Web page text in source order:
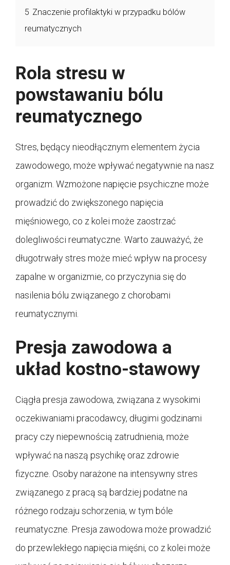
5 Znaczenie profilaktyki w przypadku bólów
reumatycznych
Rola stresu w
powstawaniu bólu
reumatycznego
Stres, będący nieodłącznym elementem życia
zawodowego, może wpływać negatywnie na nasz
organizm. Wzmożone napięcie psychiczne może
prowadzić do zwiększonego napięcia
mięśniowego, co z kolei może zaostrzać
dolegliwości reumatyczne. Warto zauważyć, że
długotrwały stres może mieć wpływ na procesy
zapalne w organizmie, co przyczynia się do
nasilenia bólu związanego z chorobami
reumatycznymi.
Presja zawodowa a
układ kostno-stawowy
Ciągła presja zawodowa, związana z wysokimi
oczekiwaniami pracodawcy, długimi godzinami
pracy czy niepewnością zatrudnienia, może
wpływać na naszą psychikę oraz zdrowie
fizyczne. Osoby narażone na intensywny stres
związanego z pracą są bardziej podatne na
różnego rodzaju schorzenia, w tym bóle
reumatyczne. Presja zawodowa może prowadzić
do przewlekłego napięcia mięśni, co z kolei może